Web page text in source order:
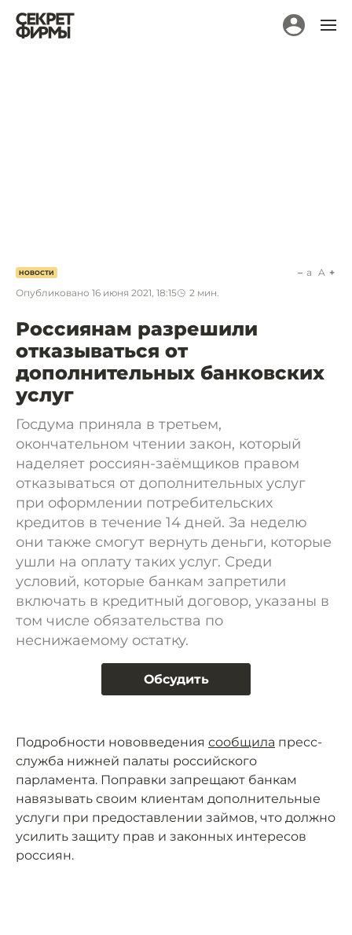
НОВОСТИ
Опубликовано 16 июня 2021, 18:15 2 мин.
a A
Россиянам разрешили
отказываться от
дополнительных банковских
услуг
Госдума приняла в третьем,
окончательном чтении закон, который
наделяет россиян-заёмщиков правом
отказываться от дополнительных услуг
при оформлении потребительских
кредитов в течение 14 дней. За неделю
они также смогут вернуть деньги, которые
ушли на оплату таких услуг. Среди
условий, которые банкам запретили
включать в кредитный договор, указаны в
том числе обязательства по
неснижаемому остатку.
Обсудить
Подробности нововведения сообщила пресс-
служба нижней палаты российского
парламента. Поправки запрещают банкам
навязывать своим клиентам дополнительные
услуги при предоставлении займов, что должно
усилить защиту прав и законных интересов
россиян.